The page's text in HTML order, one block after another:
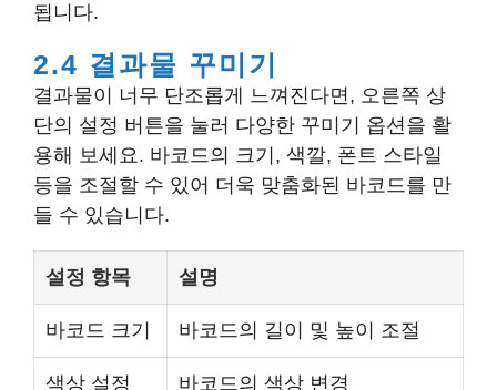
됩니다.
2.4 결과물 꾸미기
결과물이 너무 단조롭게 느껴진다면, 오른쪽 상
단의 설정 버튼을 눌러 다양한 꾸미기 옵션을 활
용해 보세요. 바코드의 크기, 색깔, 폰트 스타일
등을 조절할 수 있어 더욱 맞춤화된 바코드를 만
들 수 있습니다.
설정 항목 설명
바코드 크기 바코드의 길이 및 높이 조절
색상 설정 바코드의 색상 변경